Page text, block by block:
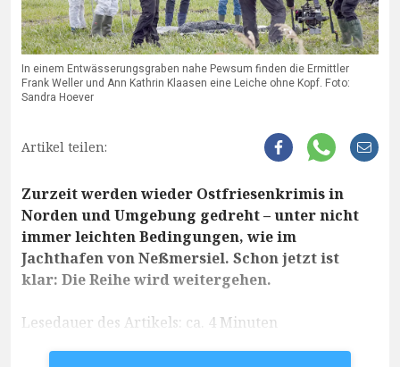
In einem Entwässerungsgraben nahe Pewsum finden die Ermittler
Frank Weller und Ann Kathrin Klaasen eine Leiche ohne Kopf. Foto:
Sandra Hoever
Artikel teilen:
Zurzeit werden wieder Ostfriesenkrimis in
Norden und Umgebung gedreht – unter nicht
immer leichten Bedingungen, wie im
Jachthafen von Neßmersiel. Schon jetzt ist
klar: Die Reihe wird weitergehen.
Lesedauer des Artikels: ca. 4 Minuten